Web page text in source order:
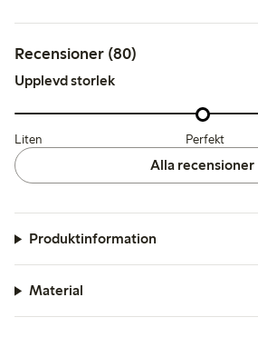
Recensioner (80)
Upplevd storlek
Liten Perfekt
Alla recensioner
Produktinformation
Material